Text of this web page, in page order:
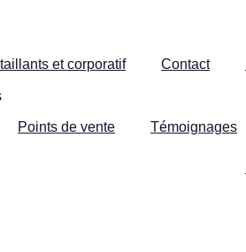
et corporatif Contact
Points de vente Témoignages